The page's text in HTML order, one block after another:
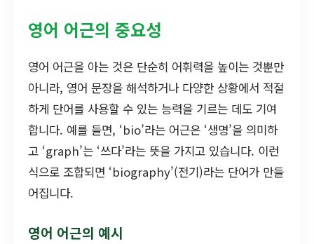
영어 어근의 중요성
영어 어근을 아는 것은 단순히 어휘력을 높이는 것뿐만
아니라, 영어 문장을 해석하거나 다양한 상황에서 적절
하게 단어를 사용할 수 있는 능력을 기르는 데도 기여
합니다. 예를 들면, ‘bio’라는 어근은 ‘생명’을 의미하
고 ‘graph’는 ‘쓰다’라는 뜻을 가지고 있습니다. 이런
식으로 조합되면 ‘biography’(전기)라는 단어가 만들
어집니다.
영어 어근의 예시